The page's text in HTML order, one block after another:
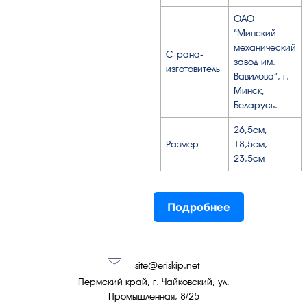
Страна-
изготовитель
ОАО
“Минский
механический
завод им.
Вавилова”, г.
Минск,
Беларусь.
Размер
26,5см,
18,5см,
23,5см
Подробнее
Пермский край, г. Чайковский, ул.
Промышленная, 8/25
site@eriskip.net